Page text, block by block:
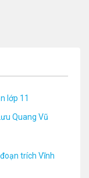
lớp 11
Quang Vũ
trích Vĩnh